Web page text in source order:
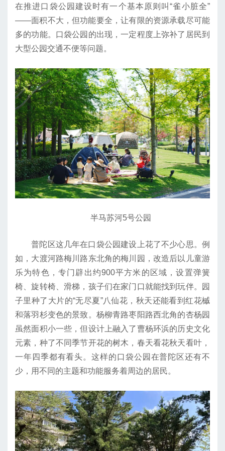
在推进口袋公园建设时有一个基本原则叫“雀小脏全”
——面积不大，但功能要全，让有限的资源承载尽可能
多的功能。口袋公园的出现，一定程度上弥补了居民到
大型公园交通不便等问题。
半马苏河5号公园
普陀区这几年在口袋公园建设上花了不少心思。例
如，大渡河路梅川路东北角的梅川园，改造后以儿童游
乐为特色，专门辟出约900平方米的区域，设置弹簧
椅、旋转椅、滑梯，孩子们在家门口就能找到玩伴。园
子里种了大片的“无尽夏”八仙花，秋天还能看到红花槭
和落羽杉变色的景致。杨柳青路枣阳路西北角的杏杨园
虽然面积小一些，但设计上融入了曹杨环浜的历史文化
元素，种了不同季节开花的树木，春天看花秋天看叶，
一年四季都有看头。这样的口袋公园在普陀区还有不
少，用不同的主题和功能服务着周边的居民。